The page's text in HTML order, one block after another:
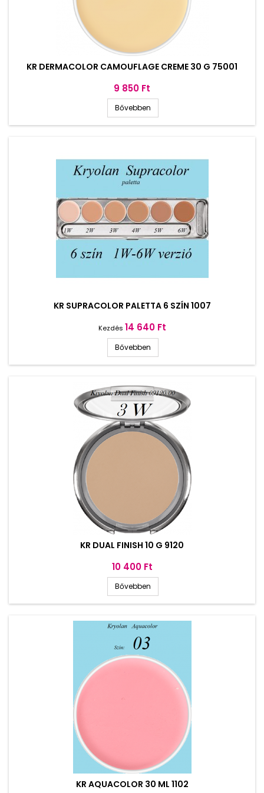
KR DERMACOLOR CAMOUFLAGE CREME 30 G 75001
Ár
9 850 Ft
Bővebben
KR SUPRACOLOR PALETTA 6 SZÍN 1007
Kezdés Ár
14 640 Ft
Bővebben
KR DUAL FINISH 10 G 9120
Ár
10 400 Ft
Bővebben
KR AQUACOLOR 30 ML 1102